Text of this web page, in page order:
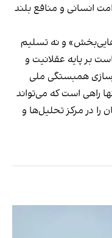
انسانی و منافع بلند
و نه تسلیم
بر پایه عقلانیت و
همبستگی ملی
راهی است که می‌تواند
را در مرکز تحلیل‌ها و